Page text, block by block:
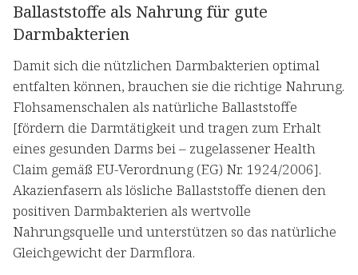
Ballaststoffe als Nahrung für gute
Darmbakterien
Damit sich die nützlichen Darmbakterien optimal
entfalten können, brauchen sie die richtige Nahrung.
Flohsamenschalen als natürliche Ballaststoffe
[fördern die Darmtätigkeit und tragen zum Erhalt
eines gesunden Darms bei – zugelassener Health
Claim gemäß EU-Verordnung (EG) Nr. 1924/2006].
Akazienfasern als lösliche Ballaststoffe dienen den
positiven Darmbakterien als wertvolle
Nahrungsquelle und unterstützen so das natürliche
Gleichgewicht der Darmflora.